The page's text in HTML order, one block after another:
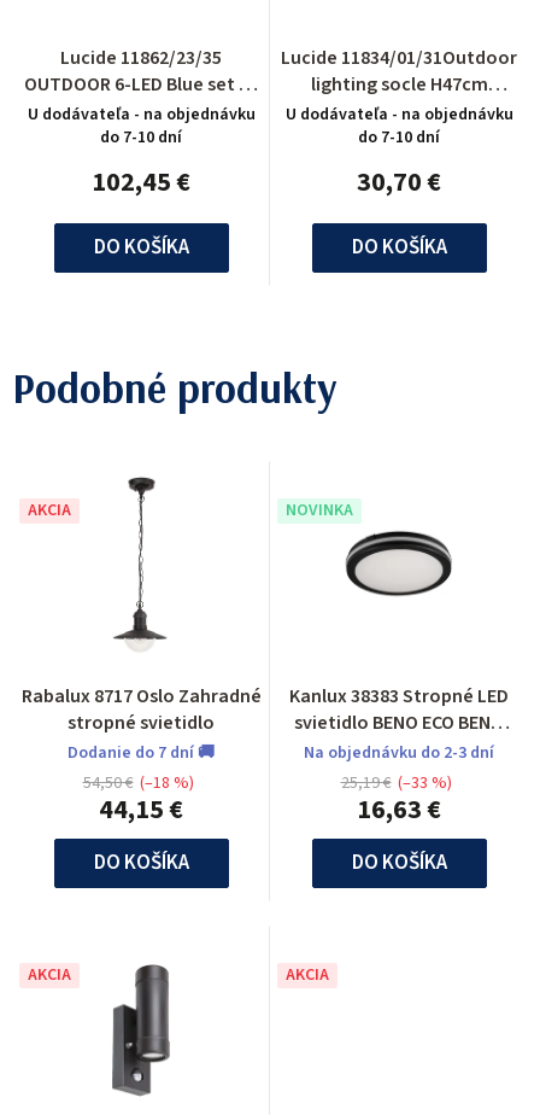
Lucide 11862/23/35
OUTDOOR 6-LED Blue set 3x
spot built in round D6,5
U dodávateľa - na objednávku
do 7-10 dní
102,45 €
DO KOŠÍKA
Lucide 11834/01/31Outdoor
lighting socle H47cm
E27/60W White
U dodávateľa - na objednávku
do 7-10 dní
30,70 €
DO KOŠÍKA
Podobné produkty
AKCIA
Rabalux 8717 Oslo Zahradné
stropné svietidlo
Dodanie do 7 dní 🚚
44,15 €
54,50 € (–18 %)
DO KOŠÍKA
NOVINKA
Kanlux 38383 Stropné LED
svietidlo BENO ECO BENO
ECO 20W CCT O B
Na objednávku do 2-3 dní
16,63 €
25,19 € (–33 %)
DO KOŠÍKA
AKCIA AKCIA